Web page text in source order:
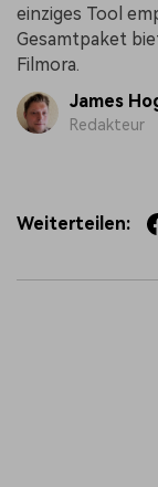
einziges Tool
Gesamtpaket
Filmora.
James
Redakteur
Weiterteilen: